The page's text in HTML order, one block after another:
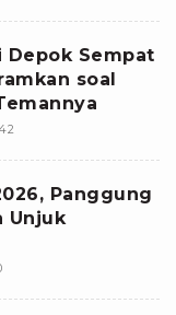
Depok Sempat
soal
Panggung
Unjuk